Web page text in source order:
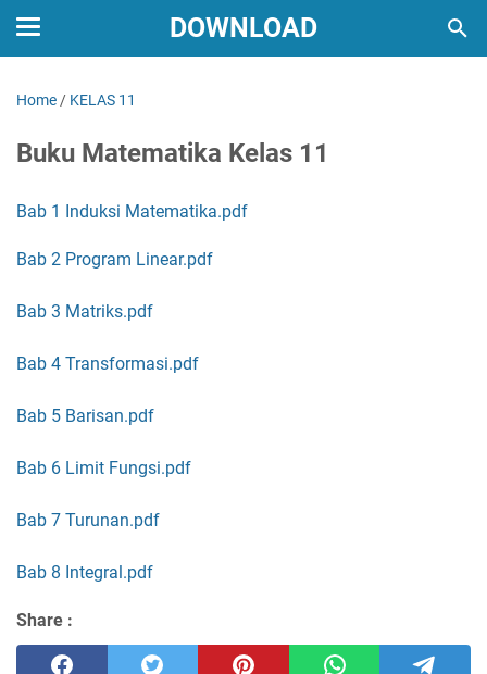
DOWNLOAD
Home / KELAS 11
Buku Matematika Kelas 11
Bab 1 Induksi Matematika.pdf
Bab 2 Program Linear.pdf
Bab 3 Matriks.pdf
Bab 4 Transformasi.pdf
Bab 5 Barisan.pdf
Bab 6 Limit Fungsi.pdf
Bab 7 Turunan.pdf
Bab 8 Integral.pdf
Share :